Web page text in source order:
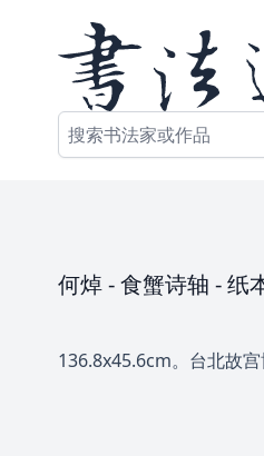
何焯-食蟹诗轴 - 纸
136.8x45.6cm。台北故宫